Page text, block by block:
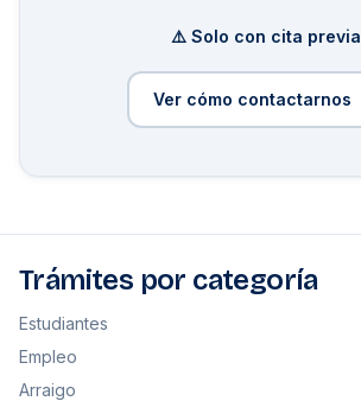
⚠️ Solo con cita previa
Ver cómo contactarnos
Trámites por categoría
Estudiantes
Empleo
Arraigo